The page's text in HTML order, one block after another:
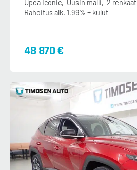
Upea Iconic Uusin malli 2 renkaat
Rahoitus alk. 1,99% + kulut
48 870 €